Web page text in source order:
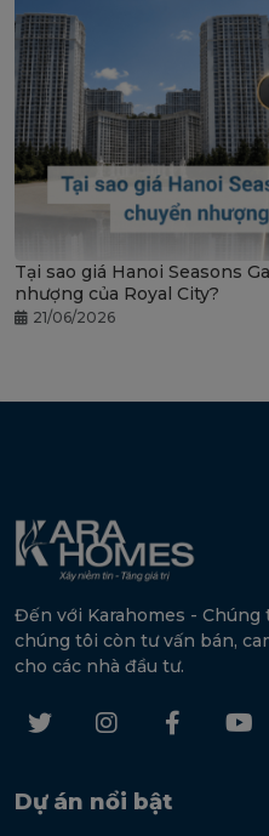
Tại sao giá Hanoi Seasons
nhượng của Royal City?
21/06/2026
Đến với Karahomes -
chúng tôi còn tư vấn bán,
cho các nhà đầu tư.
Dự án nổi bật